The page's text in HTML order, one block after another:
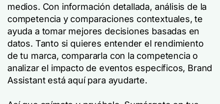
medios. Con información detallada, análisis de la
competencia y comparaciones contextuales, te
ayuda a tomar mejores decisiones basadas en
datos. Tanto si quieres entender el rendimiento
de tu marca, compararla con la competencia o
analizar el impacto de eventos específicos, Brand
Assistant está aquí para ayudarte.